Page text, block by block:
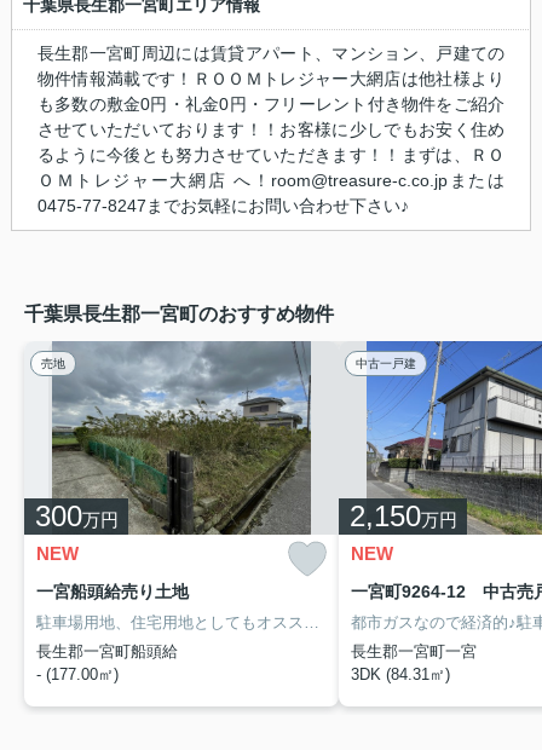
千葉県長生郡一宮町エリア情報
長生郡一宮町周辺には賃貸アパート、マンション、戸建ての
物件情報満載です！ＲＯＯＭトレジャー大網店は他社様より
も多数の敷金0円・礼金0円・フリーレント付き物件をご紹介
させていただいております！！お客様に少しでもお安く住め
るように今後とも努力させていただきます！！まずは、ＲＯ
ＯＭトレジャー大網店 へ！room@treasure-c.co.jpまたは
0475-77-8247までお気軽にお問い合わせ下さい♪
千葉県長生郡一宮町のおすすめ物件
売地
300万円
NEW
一宮船頭給売り土地
長生郡一宮町船頭給
- (177.00㎡)
中古一戸建
2,150万円
NEW
一宮町9264-12 中古売
長生郡一宮町一宮
3DK (84.31㎡)